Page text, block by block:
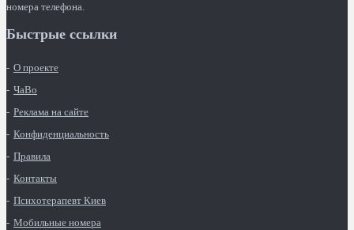
номера телефона.
Быстрые ссылки
О проекте
ЧаВо
Реклама на сайте
Конфиденциальность
Правила
Контакты
Психотерапевт Киев
Мобильные номера